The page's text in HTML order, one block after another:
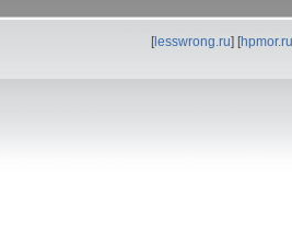
[lesswrong.ru] [